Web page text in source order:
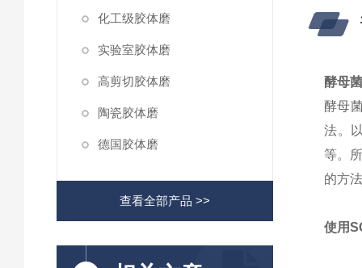
化工级胶体磨
实验室胶体磨
高剪切胶体磨
陶瓷胶体磨
德国胶体磨
查看全部产品 >>
酵母
酵母
法。
等。
的方
使用